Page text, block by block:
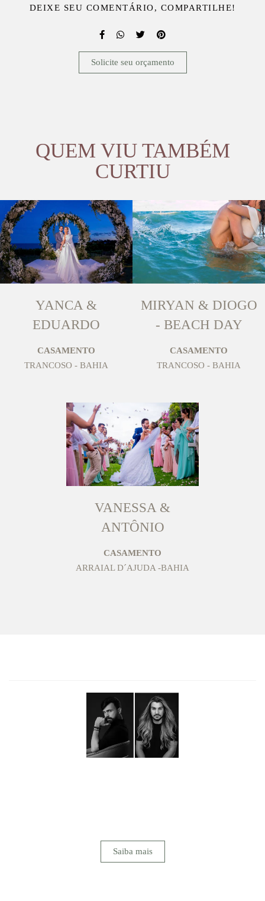
DEIXE SEU COMENTÁRIO, COMPARTILHE!
Solicite seu orçamento
QUEM VIU TAMBÉM
CURTIU
YANCA &
EDUARDO
CASAMENTO
TRANCOSO - BAHIA
MIRYAN & DIOGO
- BEACH DAY
CASAMENTO
TRANCOSO - BAHIA
VANESSA &
ANTÔNIO
CASAMENTO
ARRAIAL D´AJUDA -BAHIA
Saiba mais